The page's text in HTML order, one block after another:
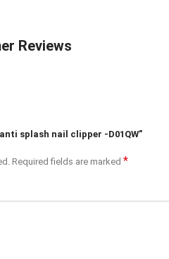
Reviews
splash nail clipper -D01QW”
Required fields are marked *